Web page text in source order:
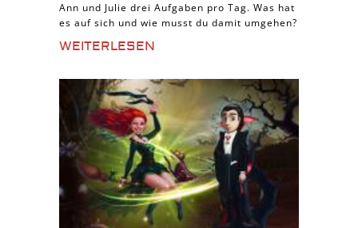
Ann und Julie drei Aufgaben pro Tag. Was hat
es auf sich und wie musst du damit umgehen?
WEITERLESEN